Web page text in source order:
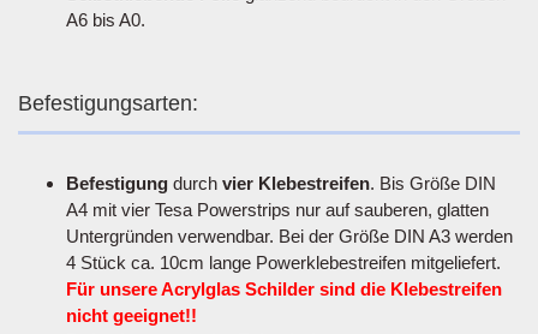
A6 bis A0.
Befestigungsarten:
Befestigung durch vier Klebestreifen. Bis Größe DIN
A4 mit vier Tesa Powerstrips nur auf sauberen, glatten
Untergründen verwendbar. Bei der Größe DIN A3 werden
4 Stück ca. 10cm lange Powerklebestreifen mitgeliefert.
Für unsere Acrylglas Schilder sind die Klebestreifen
nicht geeignet!!